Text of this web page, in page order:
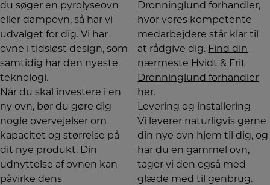
du søger en pyrolyseovn
eller dampovn, så har vi
udvalget for dig. Vi har
ovne i tidsløst design, som
samtidig har den nyeste
teknologi.
Når du skal investere i en
ny ovn, bør du gøre dig
nogle overvejelser om
kapacitet og størrelse på
dit nye produkt. Din
udnyttelse af ovnen kan
påvirke dens
Dronninglund forhandler,
hvor vores kompetente
medarbejdere står klar til
at rådgive dig. Find din
nærmeste Hvidt & Frit
Dronninglund forhandler
her.
Levering og installering
Vi leverer naturligvis gerne
din nye ovn hjem til dig, og
har du en gammel ovn,
tager vi den også med
glæde med til genbrug.